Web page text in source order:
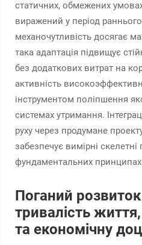
статичних, обмежених
виражений у період
механочутливість досягає
така адаптація підвищує
без додаткових витрат на
активність
інструментом поліпшення
системах утримання.
руху через продумане
забезпечує вимірні
фундаментальних принципах
Поганий
тривалість
та економічну